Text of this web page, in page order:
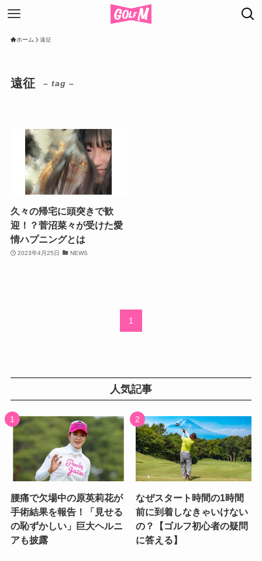
ホーム 遠征
遠征 – tag –
久々の帰宅に頭突きで歓
迎！？菅沼菜々が受けた愛
情ハプニングとは
2023年4月25日 NEWS
1
人気記事
腰痛で欠場中の原英莉花が
手術結果を報告！「見せる
の恥ずかしい」巨大ヘルニ
アも披露
なぜスタート時間の1時間
前に到着しなきゃいけない
の？【ゴルフ初心者の疑問
に答える】